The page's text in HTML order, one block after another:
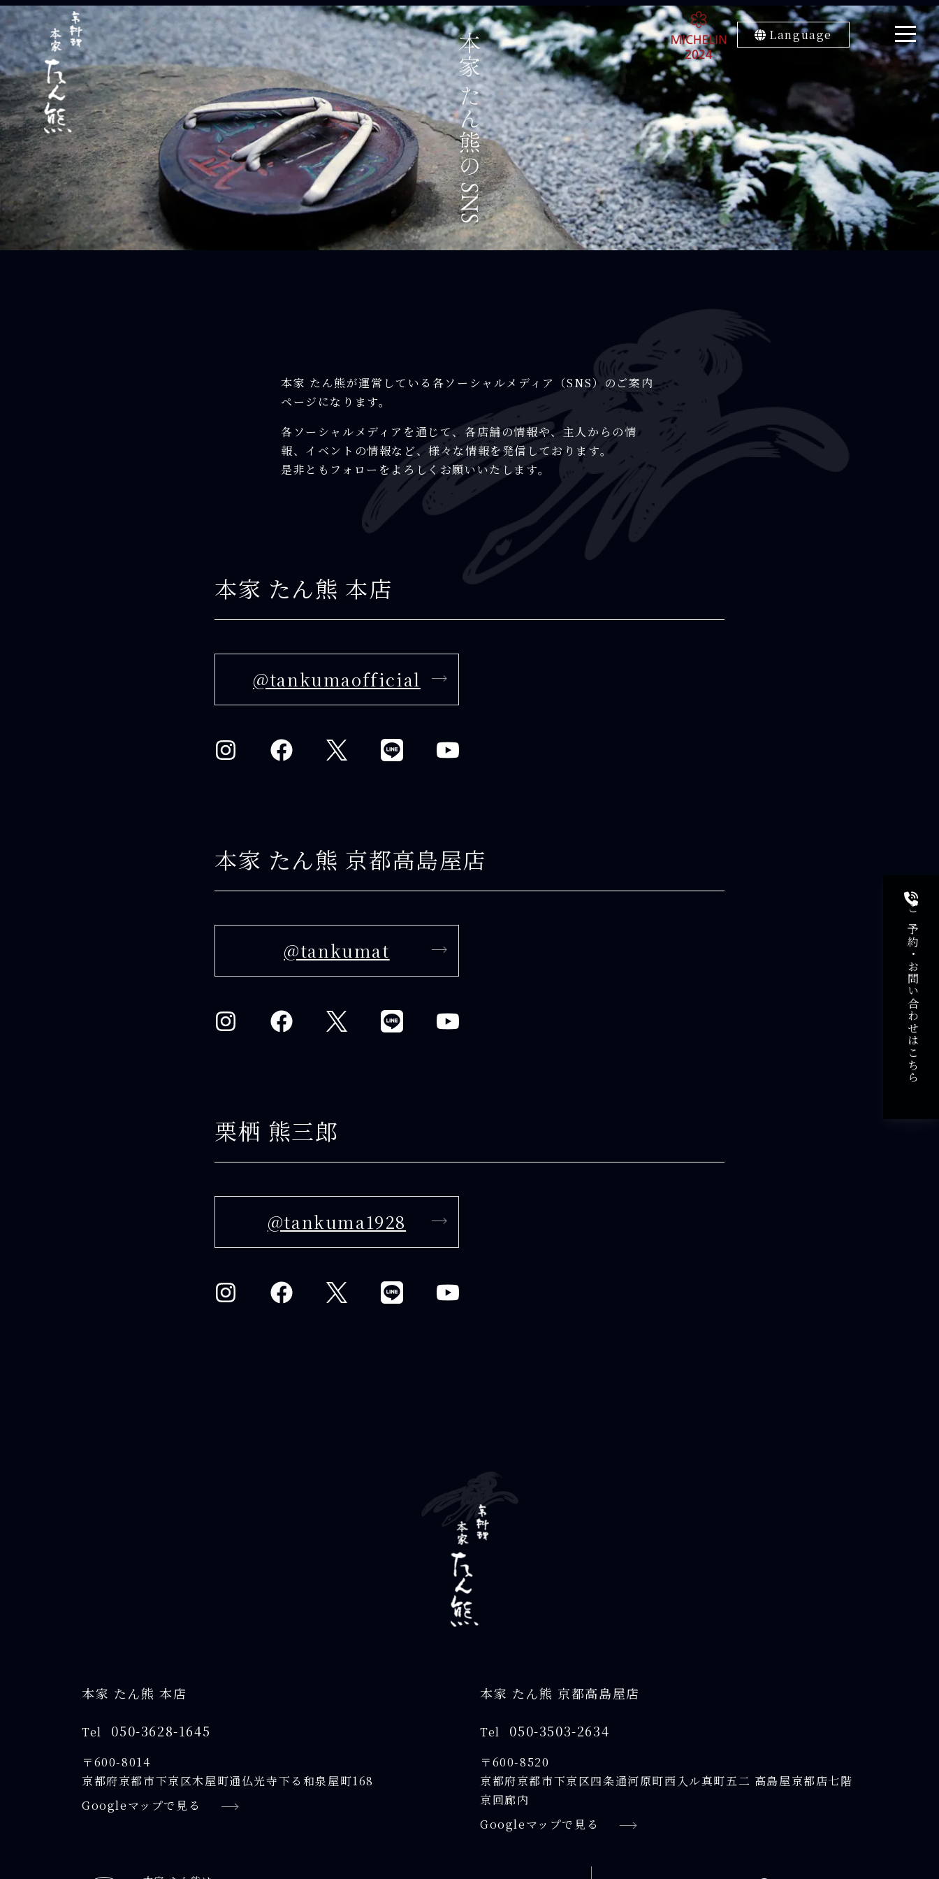
Language
ご予約・お問い合わせはこちら
本家 たん熊が運営している各ソーシャルメディア（SNS）のご案内
ページになります。
各ソーシャルメディアを通じて、各店舗の情報や、主人からの情
報、イベントの情報など、様々な情報を発信しております。
是非ともフォローをよろしくお願いいたします。
本家 たん熊 本店
@tankumaofficial
本家 たん熊 京都高島屋店
@tankumat
栗栖 熊三郎
@tankuma1928
本家 たん熊 本店
Tel 050-3628-1645
〒600-8014
京都府京都市下京区木屋町通仏光寺下る和泉屋町168
Googleマップで見る
本家 たん熊 京都高島屋店
Tel 050-3503-2634
〒600-8520
京都府京都市下京区四条通河原町西入ル真町五二 高島屋京都店七階
京回廊内
Googleマップで見る